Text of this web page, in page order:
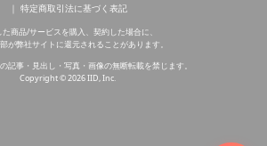
特定商取引法に基づく表記
商品/サービスを購入、契約した場合に、
が弊社サイトに還元されることがあります。
記事・見出し・写真・画像の無断転載を禁じます。
Copyright © 2026 IID, Inc.